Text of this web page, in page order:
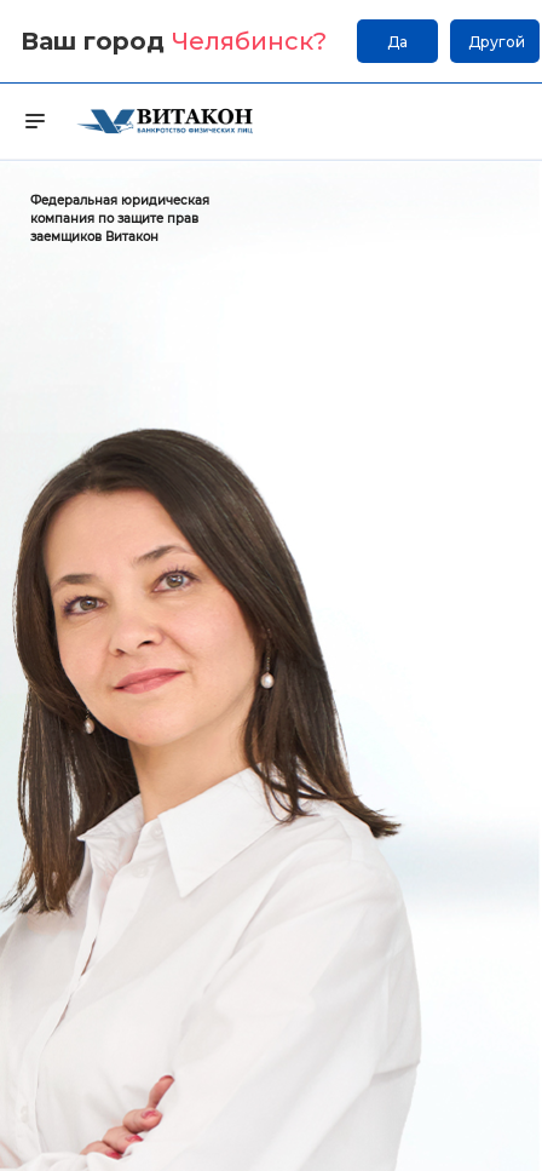
Ваш город Челябинск? Да Другой
Федеральная юридическая
компания по защите прав
заемщиков Витакон